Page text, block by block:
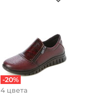
-20%
4 цвета